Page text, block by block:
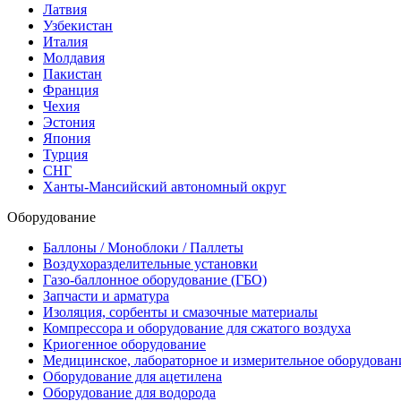
Латвия
Узбекистан
Италия
Молдавия
Пакистан
Франция
Чехия
Эстония
Япония
Турция
СНГ
Ханты-Мансийский автономный округ
Оборудование
Баллоны / Моноблоки / Паллеты
Воздухоразделительные установки
Газо-баллонное оборудование (ГБО)
Запчасти и арматура
Изоляция, сорбенты и смазочные материалы
Компрессора и оборудование для сжатого воздуха
Криогенное оборудование
Медицинское, лабораторное и измерительное
Оборудование для ацетилена
Оборудование для водорода